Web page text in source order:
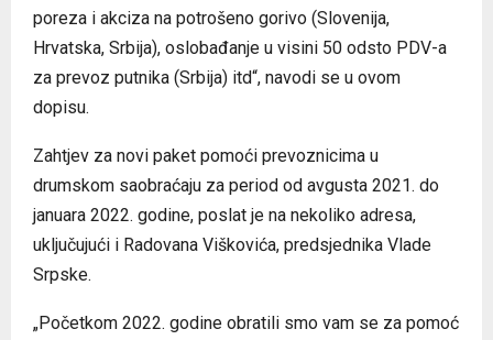
poreza i akciza na potrošeno gorivo (Slovenija,
Hrvatska, Srbija), oslobađanje u visini 50 odsto PDV-a
za prevoz putnika (Srbija) itd“, navodi se u ovom
dopisu.
Zahtjev za novi paket pomoći prevoznicima u
drumskom saobraćaju za period od avgusta 2021. do
januara 2022. godine, poslat je na nekoliko adresa,
uključujući i Radovana Viškovića, predsjednika Vlade
Srpske.
„Početkom 2022. godine obratili smo vam se za pomoć